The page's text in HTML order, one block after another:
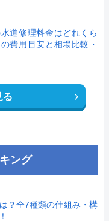
道修理料金はどれくら
費用目安と相場比較・
る
ング
？全7種類の仕組み・構